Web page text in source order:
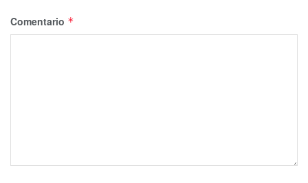
Comentario *